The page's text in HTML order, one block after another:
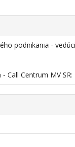
podnikania -
Call Centrum MV